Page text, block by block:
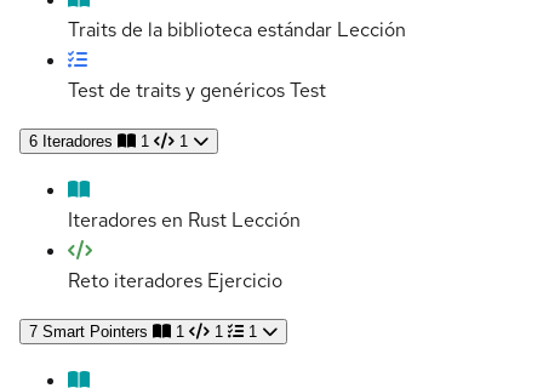
Traits de la biblioteca estándar Lección
Test de traits y genéricosTest
6 Iteradores 1 1
Iteradores en Rust Lección
Reto iteradores Ejercicio
7 Smart Pointers 1 1 1